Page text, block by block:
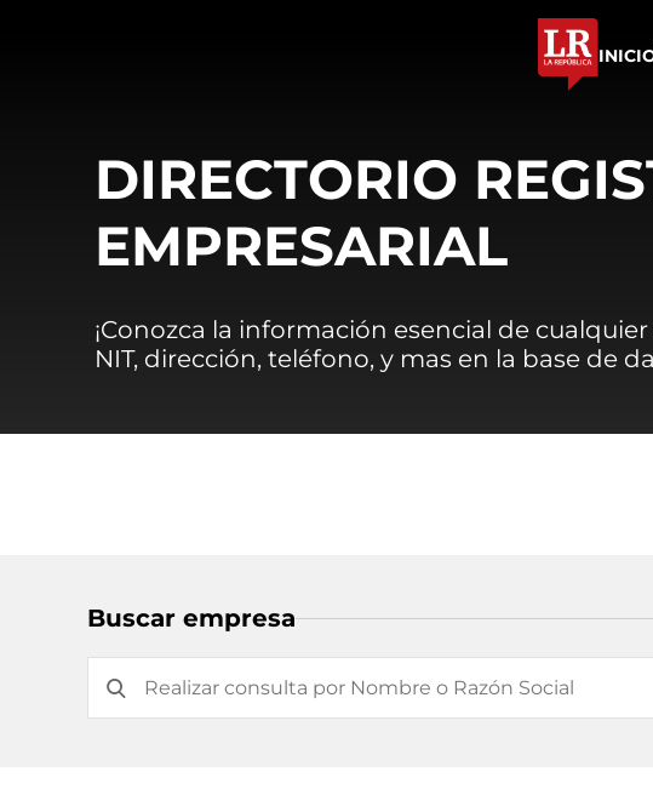
DIRECTORIO
EMPRESARIAL
¡Conozca la información esencial de
NIT, dirección, teléfono, y mas en la base de
Buscar empresa